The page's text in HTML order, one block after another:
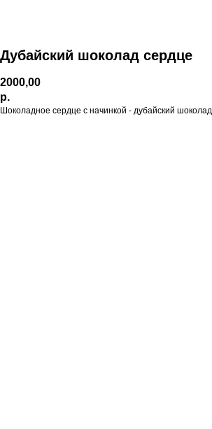
Дубайский шоколад сердце
2000,00
р.
Шоколадное сердце с начинкой - дубайский шоколад